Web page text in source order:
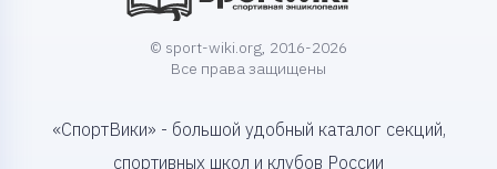
© sport-wiki.org, 2016-2026
Все права защищены
«СпортВики» - большой удобный каталог секций,
спортивных школ и клубов России